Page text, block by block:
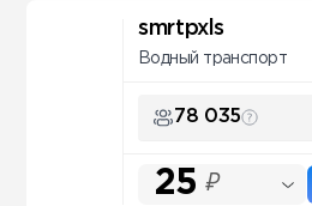
smrtpxls
Водный транспорт
78 035
25 ₽